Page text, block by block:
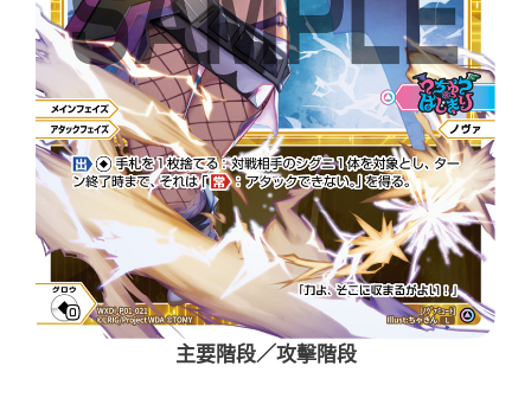
主要階段／攻擊階段